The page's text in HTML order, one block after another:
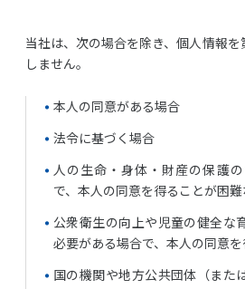
当社は、次の場合を除き、個人情報
しません。
本人の同意がある場合
法令に基づく場合
人の生命・身体・財産の保護
で、本人の同意を得ることが困難
公衆衛生の向上や児童の健全な
必要がある場合で、本人の同意
国の機関や地方公共団体（また